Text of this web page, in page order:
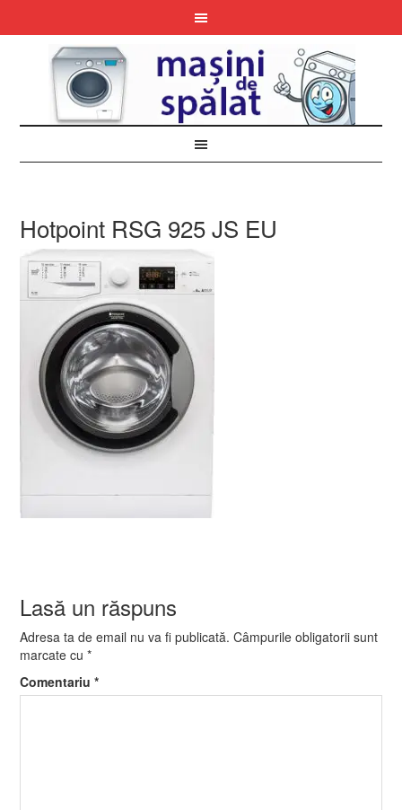
Hotpoint RSG 925 JS EU
Lasă un răspuns
Adresa ta de email nu va fi publicată. Câmpurile obligatorii sunt
marcate cu*
Comentariu*